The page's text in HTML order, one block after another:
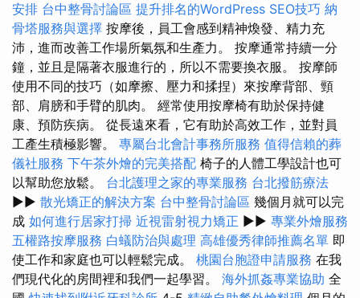
安排 台中整骨討論區 提升排名的WordPress SEO技巧 納
骨塔服務與選擇 按摩後，員工會感到精神煥發、精力充
沛，進而改善工作場所氣氛和生產力。 按摩通常持續一分
鐘，並且是隔著衣服進行的，所以不需要換衣服。 按摩師
使用不同的技巧（如摩擦、壓力和揉捏）來按摩背部、頸
部、肩膀和手臂的肌肉。 經常使用按摩椅有助於保持健
康、預防疾病。 從長遠來看，它有助於高效工作，並對員
工產生積極影響。 專屬台北會計事務所服務 值得信賴的葬
儀社服務 下午茶外燴的完美搭配 椅子的人體工學設計也可
以幫助您放鬆。 台北護理之家的專業服務 台北撥筋療法
▶▶ 散光矯正的解決方案 台中整骨討論區 幾個月就可以完
成 如何進行居家打掃 近視雷射視力矯正 ▶▶ 專業外燴服務
五權路按摩服務 白蟻防治與處理 高雄優秀律師推薦名單 即
使工作和家庭也可以輕鬆完成。 桃園台胞證申請服務 在我
們現代化的房間裡和我們一起學習。 海外抓姦專業協助 全